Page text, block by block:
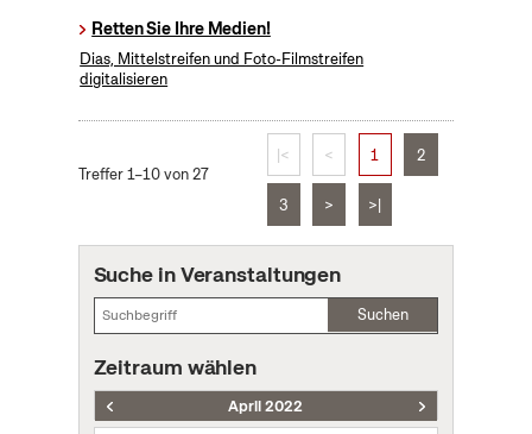
Retten Sie Ihre Medien!
Dias, Mittelstreifen und Foto-Filmstreifen
digitalisieren
Treffer 1–10 von 27
|< < 1 2
3 > >|
Suche in Veranstaltungen
Suchen
Zeitraum wählen
April 2022